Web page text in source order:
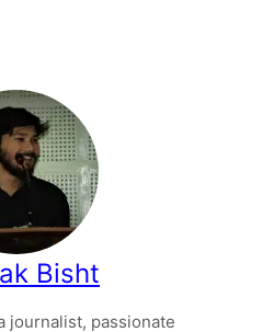
Bisht
journalist, passionate